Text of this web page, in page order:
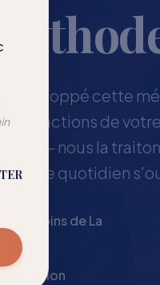
développé cette
réactions de
— nous la
que le quotidien
en soins de La